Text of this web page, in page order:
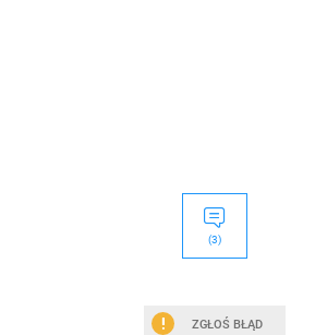
(3)
ZGŁOŚ BŁĄD